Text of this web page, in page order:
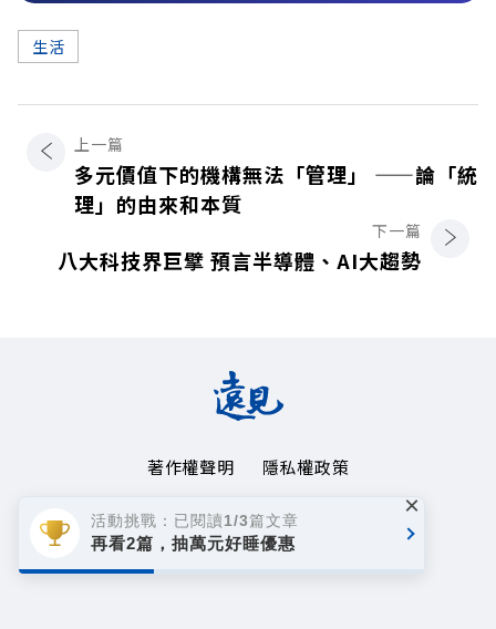
生活
上一篇
多元價值下的機構無法「管理」 ——論「統
理」的由來和本質
下一篇
八大科技界巨擘 預言半導體、AI大趨勢
著作權聲明
隱私權政策
Copyright© 1999~2026
遠見天下文化事業群. All rights reserved.
活動挑戰：已閱讀1/3篇文章
再看2篇，抽萬元好睡優惠
×